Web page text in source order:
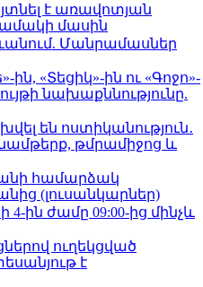
է առավոտյան
մասին
Մանրամասներ
ին, «Տեցիկ»-ին ու «Գոջո»-
նախաքննությունը.
են ոստիկանություն․
թմրամիջոց և
համարձակ
(լուսանկարներ)
4-ին ժամը 09:00-ից մինչև
ուղեկցված
է